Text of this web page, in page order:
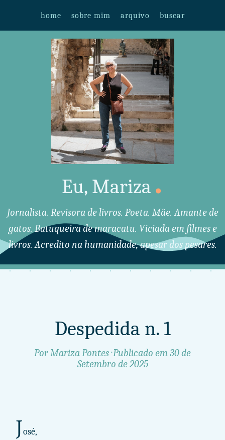
home sobre mim arquivo buscar
Eu, Mariza.
Jornalista. Revisora de livros. Poeta. Mãe. Amante de
gatos. Batuqueira de maracatu. Viciada em filmes e
livros. Acredito na humanidade, apesar dos pesares.
Despedida n. 1
Por Mariza Pontes · Publicado em 30 de
Setembro de 2025
José,